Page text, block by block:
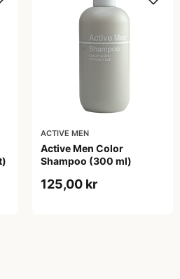
ACTIVE MEN
Active Men Color
Shampoo (300 ml)
125,00 kr